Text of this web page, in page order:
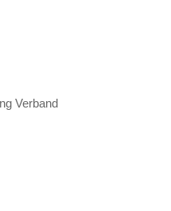
Verband